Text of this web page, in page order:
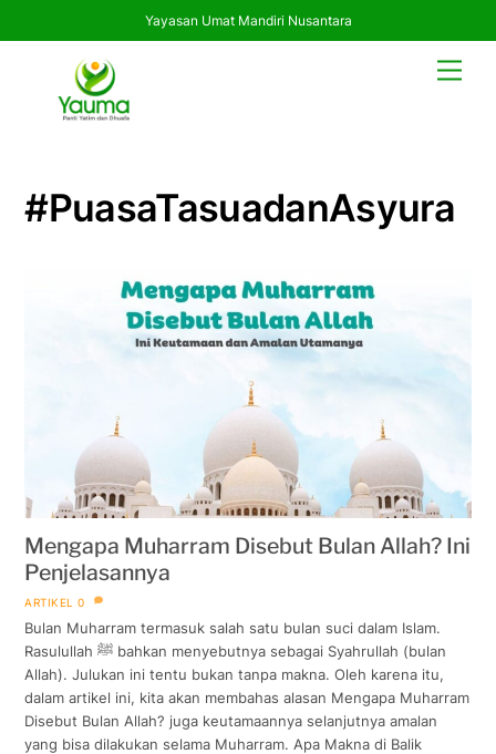
Yayasan Umat Mandiri Nusantara
#PuasaTasuadanAsyura
Mengapa Muharram Disebut Bulan Allah? Ini
Penjelasannya
ARTIKEL 0
Bulan Muharram termasuk salah satu bulan suci dalam Islam.
Rasulullah ﷺ bahkan menyebutnya sebagai Syahrullah (bulan
Allah). Julukan ini tentu bukan tanpa makna. Oleh karena itu,
dalam artikel ini, kita akan membahas alasan Mengapa Muharram
Disebut Bulan Allah? juga keutamaannya selanjutnya amalan
yang bisa dilakukan selama Muharram. Apa Makna di Balik